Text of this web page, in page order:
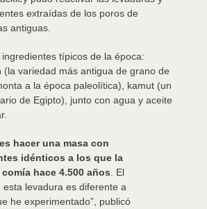
extraídas de los poros de
antiguas.
típicos de la época:
(la variedad más antigua de grano de
a la época paleolítica), kamut (un
de Egipto), junto con agua y aceite
hacer una masa con
idénticos a los que la
hace 4.500 años . El
esta levadura es diferente a
he experimentado”, publicó